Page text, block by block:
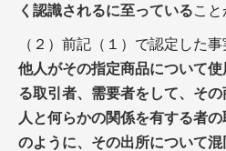
く認識されるに至っていること
（２）前記（１）で認定した事
他人がその指定商品について
る取引者、需要者をして、そ
人と何らかの関係を有する者
のように、その出所について